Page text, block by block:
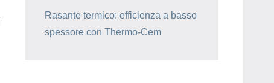
Rasante termico: efficienza a basso
spessore con Thermo-Cem